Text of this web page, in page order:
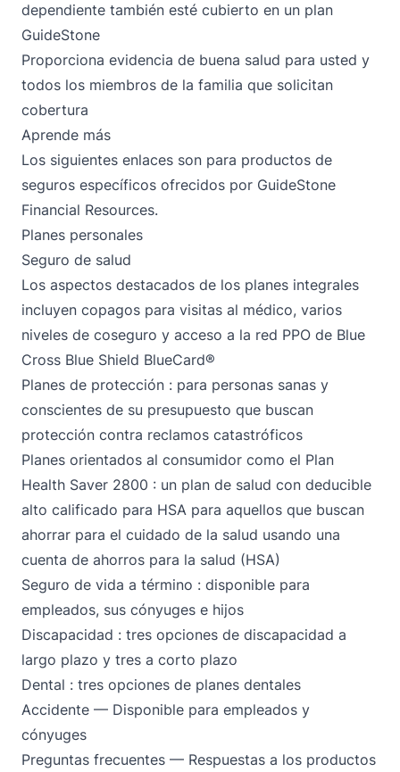
dependiente también esté cubierto en un plan
GuideStone
Proporciona evidencia de buena salud para usted y
todos los miembros de la familia que solicitan
cobertura
Aprende más
Los siguientes enlaces son para productos de
seguros específicos ofrecidos por GuideStone
Financial Resources.
Planes personales
Seguro de salud
Los aspectos destacados de los planes integrales
incluyen copagos para visitas al médico, varios
niveles de coseguro y acceso a la red PPO de Blue
Cross Blue Shield BlueCard®
Planes de protección : para personas sanas y
conscientes de su presupuesto que buscan
protección contra reclamos catastróficos
Planes orientados al consumidor como el Plan
Health Saver 2800 : un plan de salud con deducible
alto calificado para HSA para aquellos que buscan
ahorrar para el cuidado de la salud usando una
cuenta de ahorros para la salud (HSA)
Seguro de vida a término : disponible para
empleados, sus cónyuges e hijos
Discapacidad : tres opciones de discapacidad a
largo plazo y tres a corto plazo
Dental : tres opciones de planes dentales
Accidente — Disponible para empleados y
cónyuges
Preguntas frecuentes — Respuestas a los productos